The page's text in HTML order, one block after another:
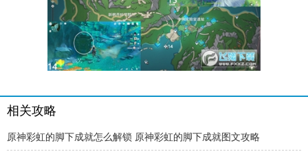
相关攻略
原神彩虹的脚下成就怎么解锁 原神彩虹的脚下成就图文攻略